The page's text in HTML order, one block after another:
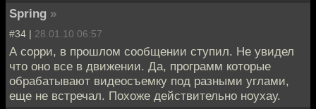
Spring »
#34 | 28.01.10 06:57
А сорри, в прошлом сообщении ступил. Не увидел
что оно все в движении. Да, программ которые
обрабатывают видеосъемку под разными углами,
еще не встречал. Похоже действительно ноухау.